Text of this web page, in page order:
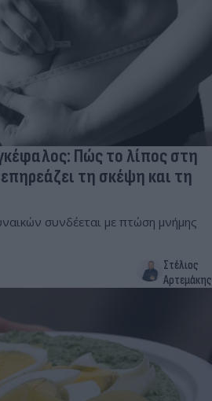
Πώς το λίπος στη
τη σκέψη και τη
συνδέεται με πτώση μνήμης
Στέλιος
Αρτεμάκης